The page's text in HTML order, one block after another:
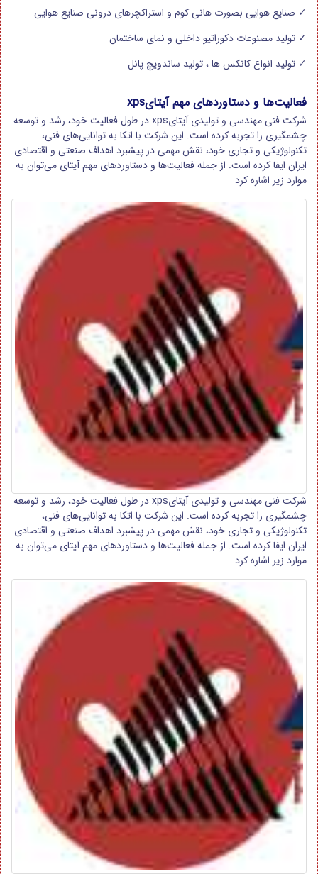
✓ صنایع هوایی بصورت هانی کوم و استراکچرهای درونی صنایع هوایی
✓ تولید مصنوعات دکوراتیو داخلی و نمای ساختمان
✓ تولید انواع کانکس ها ، تولید ساندویچ پانل
فعالیت‌ها و دستاوردهای مهم آیتایxps
شرکت فنی مهندسی و تولیدی آیتایxps در طول فعالیت خود، رشد و توسعه
چشمگیری را تجربه کرده است. این شرکت با اتکا به توانایی‌های فنی،
تکنولوژیکی و تجاری خود، نقش مهمی در پیشبرد اهداف صنعتی و اقتصادی
ایران ایفا کرده است. از جمله فعالیت‌ها و دستاوردهای مهم آیتای می‌توان به
موارد زیر اشاره کرد
شرکت فنی مهندسی و تولیدی آیتایxps در طول فعالیت خود، رشد و توسعه
چشمگیری را تجربه کرده است. این شرکت با اتکا به توانایی‌های فنی،
تکنولوژیکی و تجاری خود، نقش مهمی در پیشبرد اهداف صنعتی و اقتصادی
ایران ایفا کرده است. از جمله فعالیت‌ها و دستاوردهای مهم آیتای می‌توان به
موارد زیر اشاره کرد